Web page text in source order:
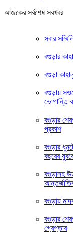
আজকের সর্বশেষ সবখবর
সবার
বগুড়ার
বগুড়া
বগুড়ায়
ভোগান্তি
বগুড়ার
প্রকাশ
বগুড়ার
বছরের
বগুড়াসহ
বগুড়ায়
বগুড়ার
গ্রেপ্তার